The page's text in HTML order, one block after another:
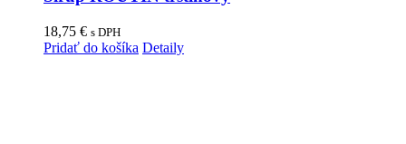
18,75 € s DPH
Pridať do košíka Detaily